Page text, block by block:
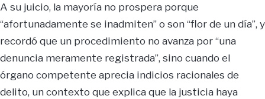
A su juicio, la mayoría no prospera porque
“afortunadamente se inadmiten” o son “flor de un día”, y
recordó que un procedimiento no avanza por “una
denuncia meramente registrada”, sino cuando el
órgano competente aprecia indicios racionales de
delito, un contexto que explica que la justicia haya